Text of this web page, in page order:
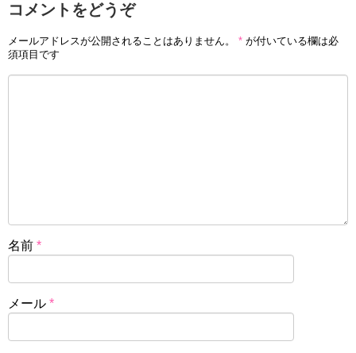
コメントをどうぞ
メールアドレスが公開されることはありません。 * が付いている欄は必
須項目です
名前 *
メール *